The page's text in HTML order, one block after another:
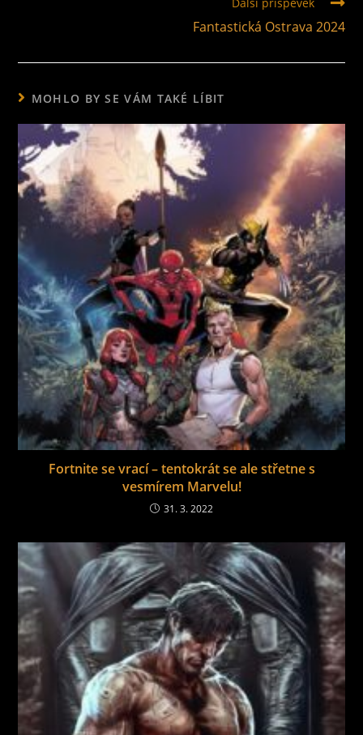
Fantastická Ostrava 2024
MOHLO BY SE VÁM TAKÉ LÍBIT
Fortnite se vrací – tentokrát se ale střetne s
vesmírem Marvelu!
31. 3. 2022